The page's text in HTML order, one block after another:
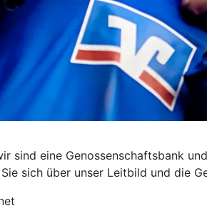
sind eine Genossenschaftsbank
sich über unser Leitbild und die